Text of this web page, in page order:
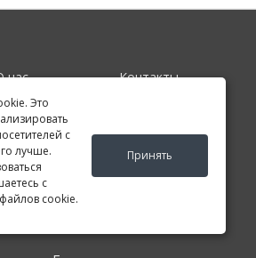
Это
с
лучше.
с
cookie.
Принять
нас
Контакты
Geely в Петербурге